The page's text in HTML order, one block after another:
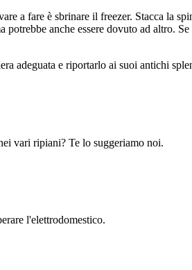
a fare è sbrinare il freezer. Stacca la
anche essere dovuto ad altro.
adeguata e riportarlo ai suoi antichi
vari ripiani? Te lo suggeriamo noi.
l'elettrodomestico.